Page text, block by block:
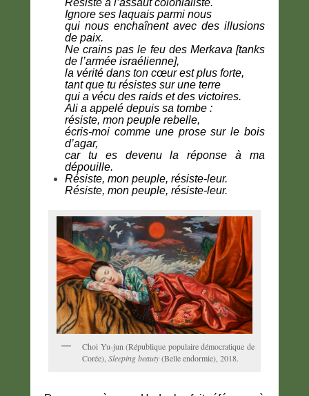
Résiste à l’assaut colonialiste.
Ignore ses laquais parmi nous
qui nous enchaînent avec des illusions
de paix.
Ne crains pas le feu des Merkava [tanks
de l’armée israélienne],
la vérité dans ton cœur est plus forte,
tant que tu résistes sur une terre
qui a vécu des raids et des victoires.
Ali a appelé depuis sa tombe :
résiste, mon peuple rebelle,
écris-moi comme une prose sur le bois
d’agar,
car tu es devenu la réponse à ma
dépouille.
Résiste, mon peuple, résiste-leur.
Résiste, mon peuple, résiste-leur.
Choi Yu-jun (République populaire démocratique de
Corée),Sleeping beauty(Belle endormie), 2018.